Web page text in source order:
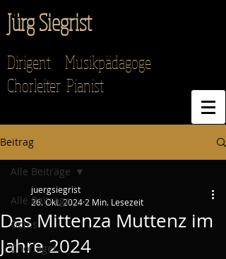
Jürg Siegrist
Dirigent Musikpädagoge
Chorleiter Pianist
Beitrag
Alle Beiträge
Goms
Chorlager
Alle Beiträge
Das Mittenza Muttenz im
Jahre 2024
juergsiegrist
26. Okt. 2024 2 Min. Lesezeit